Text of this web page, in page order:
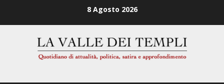
8 Agosto 2026